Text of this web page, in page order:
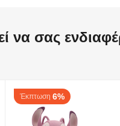
για πλυντήριο πιάτων,
από την πρώτη χρήση
να σας
Έκπτωση 6%